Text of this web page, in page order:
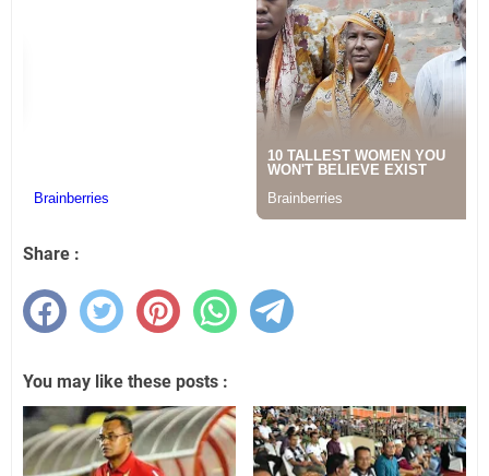
Share :
You may like these posts :